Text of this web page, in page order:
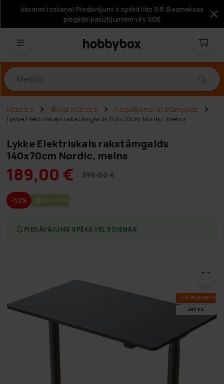
Vasaras izskaņa! Piedāvājumi ir spēkā līdz 9.8. Bezmaksas
piegāde pasūtījumiem virs 50€
Mēbeles Biroja mēbeles
Regulējams rakstāmgalds
Lykke Elektriskais rakstāmgalds 140x70cm Nordic, melns
Lykke Elektriskais rakstāmgalds
140x70cm Nordic, melns
189,00 € 399,00 €
-52% BEZ­MAK­SAS PIE­GĀ­DE
PIEDĀVĀJUMS SPĒKĀ VĒL 3 DIENAS
VA­SA­RAS IZ­SKA­ŅA
LĪDZ 9.8.